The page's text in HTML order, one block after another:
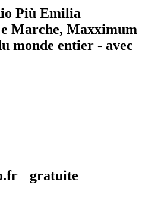
Più Emilia
Marche, Maxximum
monde entier - avec
gratuite